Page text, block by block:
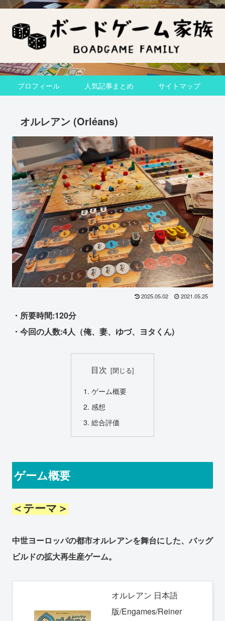
プロフィール 人気記事まとめ サイトマップ
オルレアン (Orléans)
2025.05.02 2021.05.25
・所要時間:120分
・今回の人数:4人（俺、妻、ゆづ、ヨタくん)
目次
ゲーム概要
感想
総合評価
ゲーム概要
＜テーマ＞
中世ヨーロッパの都市オルレアンを舞台にした、バッグ
ビルドの拡大再生産ゲーム。
オルレアン 日本語
版/Engames/Reiner